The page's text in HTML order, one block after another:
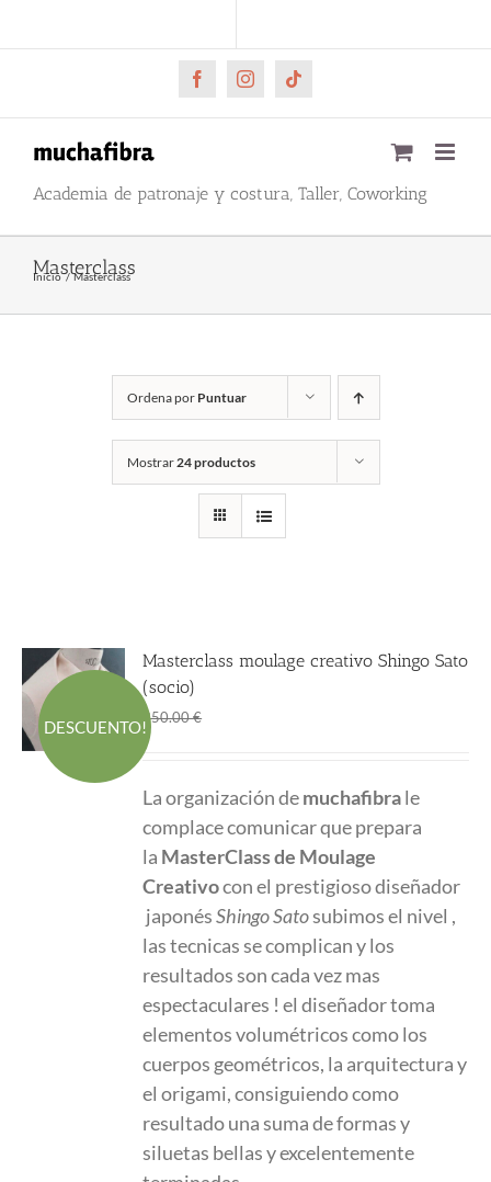
al
FacebookInstagramTiktok
Academia de patronaje y costura, Taller, Coworking
Masterclass
Inicio Masterclass
Ordena por Puntuar
Mostrar24 productos
DESCUENTO!
Masterclass moulage creativo Shingo Sato
(socio)
350.00€
era:
350.00 €.
es:
280.00 €.
La organización demuchafibrale
complace comunicar que prepara
la MasterClassde Moulage
Creativocon el prestigioso diseñador
japonésShingo Satosubimos el nivel ,
las tecnicas se complican y los
resultados son cada vez mas
espectaculares ! el diseñador toma
elementos volumétricos como los
cuerpos geométricos, la arquitectura y
el origami, consiguiendo como
resultado una suma de formas y
siluetas bellas y excelentemente